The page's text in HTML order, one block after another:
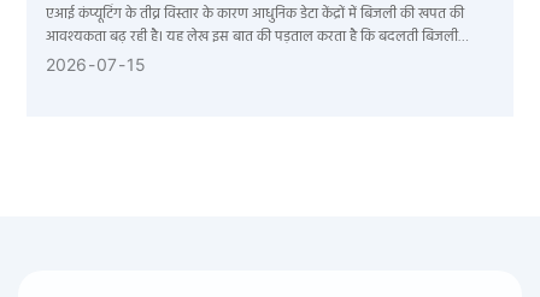
है।
एआई कंप्यूटिंग के तीव्र विस्तार के कारण आधुनिक डेटा केंद्रों में बिजली की खपत की
आवश्यकता बढ़ रही है। यह लेख इस बात की पड़ताल करता है कि बदलती बिजली
संरचनाएं, डीसी सिस्टम और ऊर्जा भंडारण प्रौद्योगिकियां एआई अवसंरचना विकास के अगले
2026 07 15